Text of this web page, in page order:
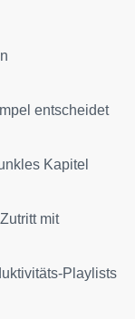
entscheidet
Kapitel
mit
Playlists